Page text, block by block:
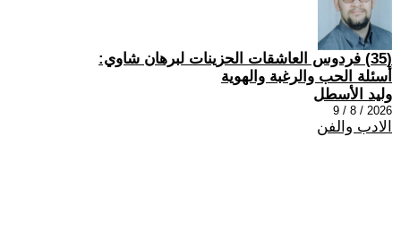
(35) فردوس العاشقات الحزينات لبرهان شاوي:
أسئلة الحب والرغبة والهوية
وليد الأسطل
2026 / 8 / 9
الادب والفن